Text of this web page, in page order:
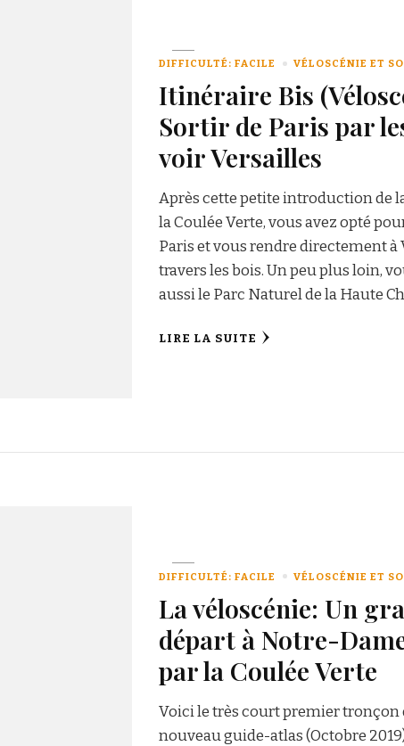
DIFFICULTÉ: FACILE VÉLOSCÉNIE ET
Itinéraire Bis
Sortir de Paris par
voir Versailles
Après cette petite introduction de
la Coulée Verte, vous avez opté
Paris et vous rendre directement à
travers les bois. Un peu plus loin,
aussi le Parc Naturel de la Haute
LIRE LA SUITE
DIFFICULTÉ: FACILE VÉLOSCÉNIE ET
La véloscénie: Un
départ à Notre-
par la Coulée Verte
Voici le très court premier tronçon
nouveau guide-atlas (Octobre